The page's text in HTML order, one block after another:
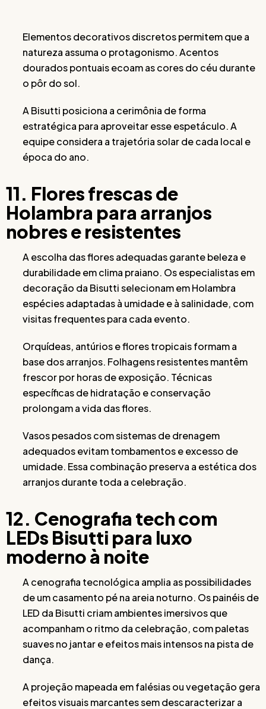
Elementos decorativos discretos permitem que a
natureza assuma o protagonismo. Acentos
dourados pontuais ecoam as cores do céu durante
o pôr do sol.
A Bisutti posiciona a cerimônia de forma
estratégica para aproveitar esse espetáculo. A
equipe considera a trajetória solar de cada local e
época do ano.
11. Flores frescas de
Holambra para arranjos
nobres e resistentes
A escolha das flores adequadas garante beleza e
durabilidade em clima praiano. Os especialistas em
decoração da Bisutti selecionam em Holambra
espécies adaptadas à umidade e à salinidade, com
visitas frequentes para cada evento.
Orquídeas, antúrios e flores tropicais formam a
base dos arranjos. Folhagens resistentes mantêm
frescor por horas de exposição. Técnicas
específicas de hidratação e conservação
prolongam a vida das flores.
Vasos pesados com sistemas de drenagem
adequados evitam tombamentos e excesso de
umidade. Essa combinação preserva a estética dos
arranjos durante toda a celebração.
12. Cenografia tech com
LEDs Bisutti para luxo
moderno à noite
A cenografia tecnológica amplia as possibilidades
de um casamento pé na areia noturno. Os painéis de
LED da Bisutti criam ambientes imersivos que
acompanham o ritmo da celebração, com paletas
suaves no jantar e efeitos mais intensos na pista de
dança.
A projeção mapeada em falésias ou vegetação gera
efeitos visuais marcantes sem descaracterizar a